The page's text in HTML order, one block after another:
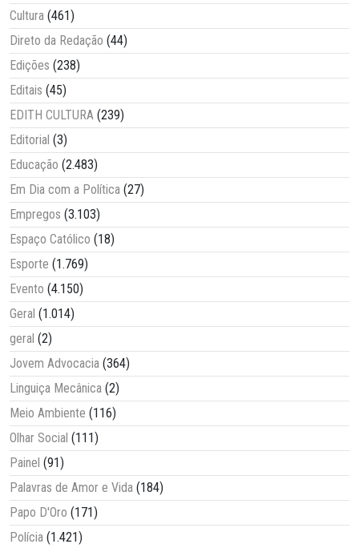
Cultura (461)
Direto da Redação (44)
Edições (238)
Editais (45)
EDITH CULTURA (239)
Editorial (3)
Educação (2.483)
Em Dia com a Política (27)
Empregos (3.103)
Espaço Católico (18)
Esporte (1.769)
Evento (4.150)
Geral (1.014)
geral (2)
Jovem Advocacia (364)
Linguiça Mecânica (2)
Meio Ambiente (116)
Olhar Social (111)
Painel (91)
Palavras de Amor e Vida (184)
Papo D'Oro (171)
Polícia (1.421)